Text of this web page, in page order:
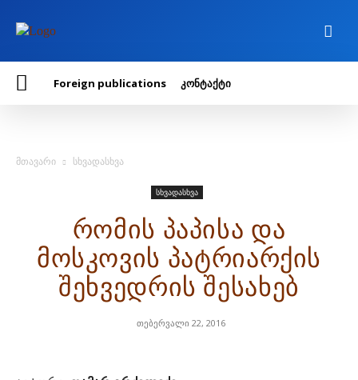
Foreign publications კონტაქტი
მთავარი სხვადასხვა
სხვადასხვა
რომის პაპისა და
მოსკოვის პატრიარქის
შეხვედრის შესახებ
თებერვალი 22, 2016